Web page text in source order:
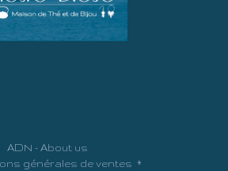
ADN - About us
générales de ventes *